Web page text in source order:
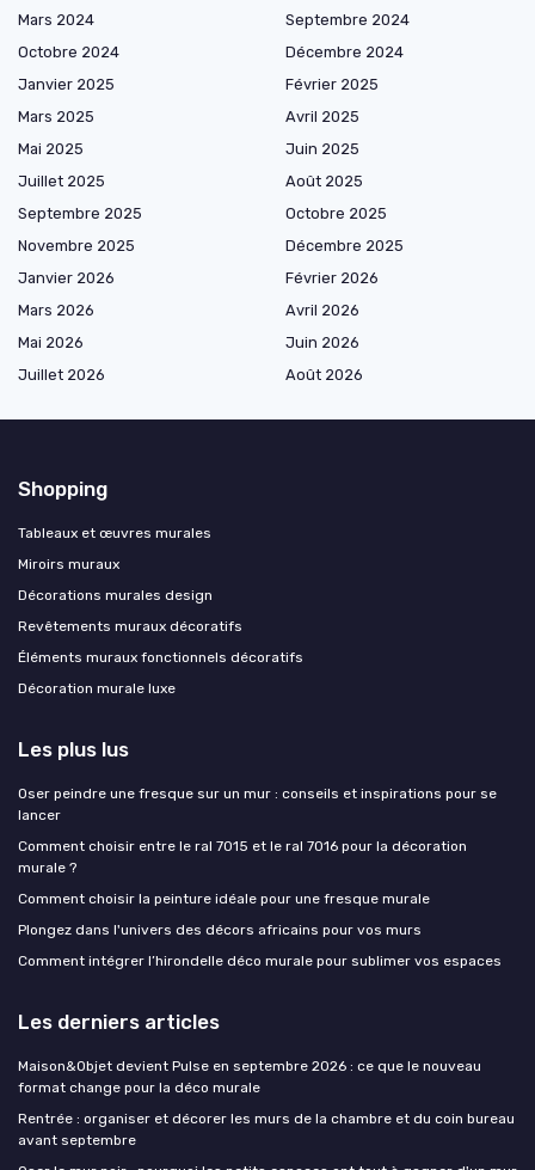
Mars 2024
Septembre 2024
Octobre 2024
Décembre 2024
Janvier 2025
Février 2025
Mars 2025
Avril 2025
Mai 2025
Juin 2025
Juillet 2025
Août 2025
Septembre 2025
Octobre 2025
Novembre 2025
Décembre 2025
Janvier 2026
Février 2026
Mars 2026
Avril 2026
Mai 2026
Juin 2026
Juillet 2026
Août 2026
Shopping
Tableaux et œuvres murales
Miroirs muraux
Décorations murales design
Revêtements muraux décoratifs
Éléments muraux fonctionnels décoratifs
Décoration murale luxe
Les plus lus
Oser peindre une fresque sur un mur : conseils et inspirations pour se
lancer
Comment choisir entre le ral 7015 et le ral 7016 pour la décoration
murale ?
Comment choisir la peinture idéale pour une fresque murale
Plongez dans l'univers des décors africains pour vos murs
Comment intégrer l’hirondelle déco murale pour sublimer vos espaces
Les derniers articles
Maison&Objet devient Pulse en septembre 2026 : ce que le nouveau
format change pour la déco murale
Rentrée : organiser et décorer les murs de la chambre et du coin bureau
avant septembre